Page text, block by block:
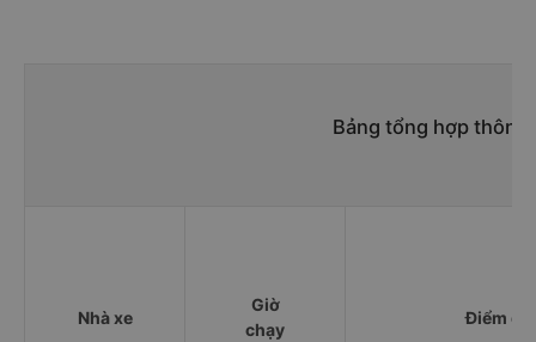
Bảng tổng hợp
Nhà xe
Giờ
chạy
Điểm đi